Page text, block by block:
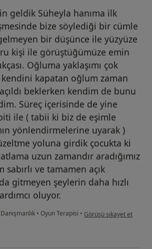
geldik Süheyla hanıma ilk
bize söylediği bir cümle
bir düşünce ile yüzyüze
kişi ile görüştüğümüze emin
Oğluma yaklaşımı çok
kapatan oğlum zaman
beklerken kendim de bunu
Süreç içerisinde de yine
ile ( tabii ki biz de eşimle
yönlendirmelerine uyarak )
yoluna girdik çocukta ki
uzun zamandır aradığımız
sabırlı ve tamamen açık
gitmeyen şeylerin daha hızlı
oluyor.
• Oyun Terapisi • kullanıcının görüşüne
Görüşü şikayet et